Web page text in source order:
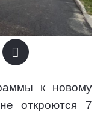
к новому
откроются 7